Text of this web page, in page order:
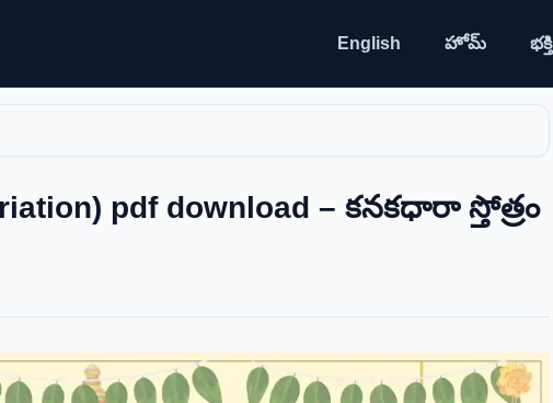
English హోమ్ భక్తి
pdf download – కనకధారా స్తోత్రం